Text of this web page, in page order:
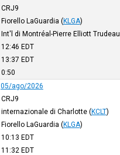
CRJ9
Fiorello LaGuardia (KLGA)
Int'l di Montréal-Pierre Elliott Trudeau
12:46 EDT
13:37 EDT
0:50
05/ago/2026
CRJ9
internazionale di Charlotte (KCLT)
Fiorello LaGuardia (KLGA)
10:13 EDT
11:32 EDT